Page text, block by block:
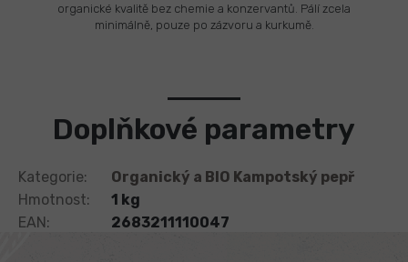
organické kvalitě bez chemie a konzervantů. Pálí zcela
minimálně, pouze po zázvoru a kurkumě.
Doplňkové parametry
Kategorie:
Organický a BIO Kampotský pepř
Hmotnost:
1 kg
EAN: 2683211110047